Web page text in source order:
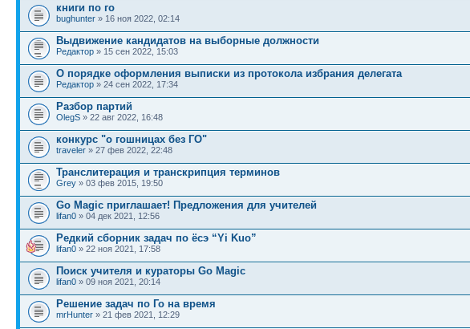
книги по го
bughunter » 16 ноя 2022, 02:14
Выдвижение кандидатов на выборные должности
Редактор » 15 сен 2022, 15:03
О порядке оформления выписки из протокола избрания делегата
Редактор » 24 сен 2022, 17:34
Разбор партий
OlegS » 22 авг 2022, 16:48
конкурс "о гошницах без ГО"
traveler » 27 фев 2022, 22:48
Транслитерация и транскрипция терминов
Grey » 03 фев 2015, 19:50
Go Magic приглашает! Предложения для учителей
lifan0 » 04 дек 2021, 12:56
Редкий сборник задач по ёсэ “Yi Kuo”
lifan0 » 22 ноя 2021, 17:58
Поиск учителя и кураторы Go Magic
lifan0 » 09 ноя 2021, 20:14
Решение задач по Го на время
mrHunter » 21 фев 2021, 12:29